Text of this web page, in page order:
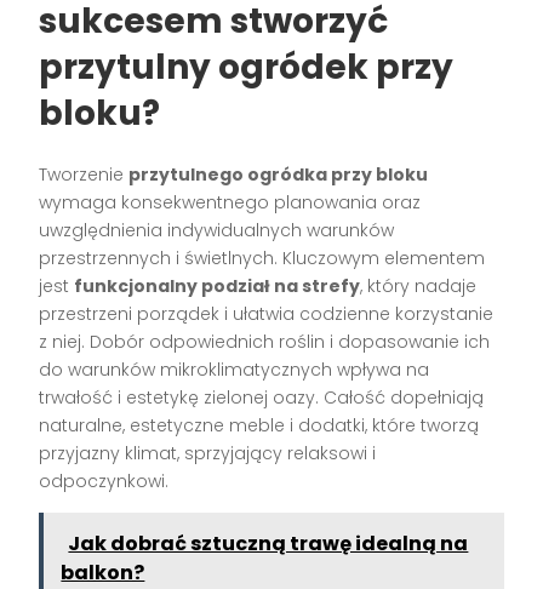
sukcesem stworzyć
przytulny ogródek przy
bloku?
Tworzenie przytulnego ogródka przy bloku
wymaga konsekwentnego planowania oraz
uwzględnienia indywidualnych warunków
przestrzennych i świetlnych. Kluczowym elementem
jest funkcjonalny podział na strefy, który nadaje
przestrzeni porządek i ułatwia codzienne korzystanie
z niej. Dobór odpowiednich roślin i dopasowanie ich
do warunków mikroklimatycznych wpływa na
trwałość i estetykę zielonej oazy. Całość dopełniają
naturalne, estetyczne meble i dodatki, które tworzą
przyjazny klimat, sprzyjający relaksowi i
odpoczynkowi.
Jak dobrać sztuczną trawę idealną na
balkon?